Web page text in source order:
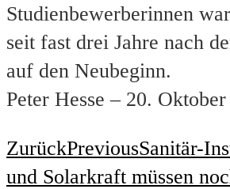
Studienbewerberinnen
seit fast drei Jahre nach
auf den Neubeginn.
Peter Hesse – 20.
ZurückPreviousSanitär-
und Solarkraft müssen